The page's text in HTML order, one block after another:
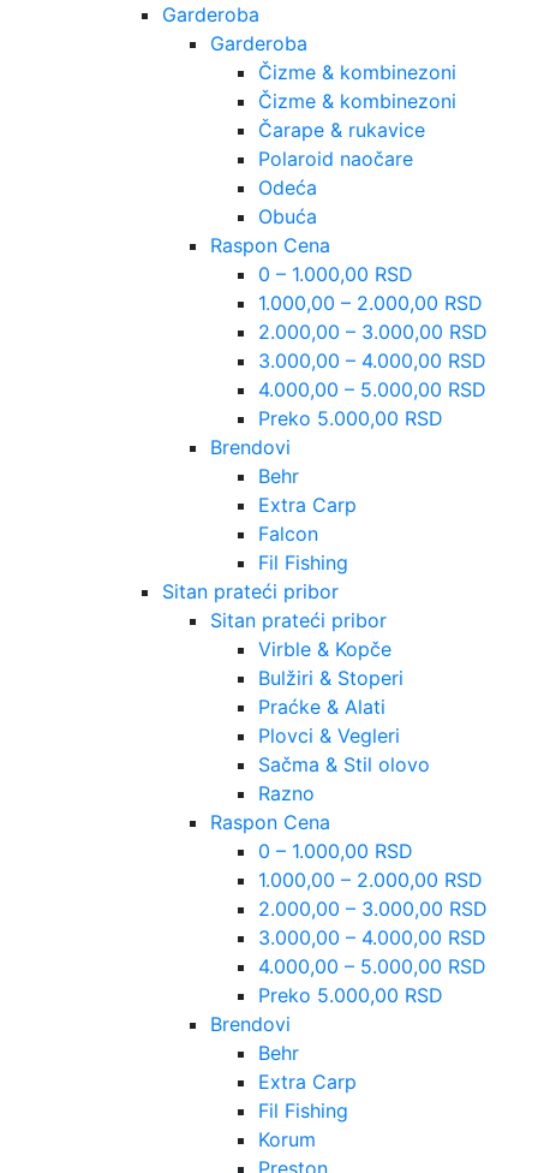
Garderoba
Garderoba
Čizme & kombinezoni
Čizme & kombinezoni
Čarape & rukavice
Polaroid naočare
Odeća
Obuća
Raspon Cena
0 – 1.000,00 RSD
1.000,00 – 2.000,00 RSD
2.000,00 – 3.000,00 RSD
3.000,00 – 4.000,00 RSD
4.000,00 – 5.000,00 RSD
Preko 5.000,00 RSD
Brendovi
Behr
Extra Carp
Falcon
Fil Fishing
Sitan prateći pribor
Sitan prateći pribor
Virble & Kopče
Bulžiri & Stoperi
Praćke & Alati
Plovci & Vegleri
Sačma & Stil olovo
Razno
Raspon Cena
0 – 1.000,00 RSD
1.000,00 – 2.000,00 RSD
2.000,00 – 3.000,00 RSD
3.000,00 – 4.000,00 RSD
4.000,00 – 5.000,00 RSD
Preko 5.000,00 RSD
Brendovi
Behr
Extra Carp
Fil Fishing
Korum
Preston